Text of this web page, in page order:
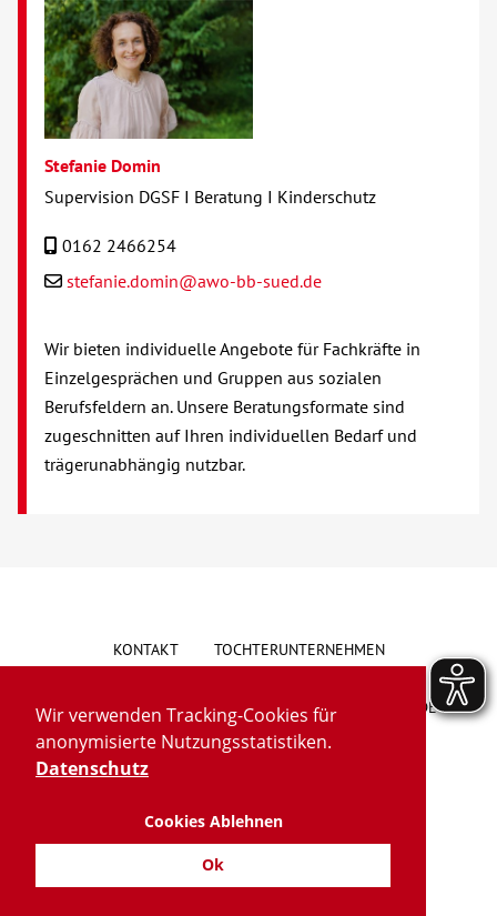
Wir verwenden Tracking-Cookies für
anonymisierte Nutzungsstatistiken.
Datenschutz
Cookies Ablehnen
Ok
Migration
Schulden und Insolvenz
Schwangerschaft
Supervision und Teambegleitung
Wohnungslosigkeit
Bildung
Über uns
Ausbildung
Suche
Stefanie Domin
Supervision DGSF I Beratung I Kinderschutz
0162 2466254
stefanie.domin@awo-bb-sued.de
Wir bieten individuelle Angebote für Fachkräfte in
Einzelgesprächen und Gruppen aus sozialen
Berufsfeldern an. Unsere Beratungsformate sind
zugeschnitten auf Ihren individuellen Bedarf und
trägerunabhängig nutzbar.
KONTAKT TOCHTERUNTERNEHMEN
HINWEISGEBERSYSTEM VORSCHLAG/BESCHWERDE
LIEFERKETTENGESETZ
IMPRESSUM DATENSCHUTZ